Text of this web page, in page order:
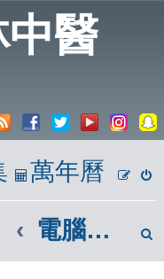
醫
萬年曆
電腦軟體相關